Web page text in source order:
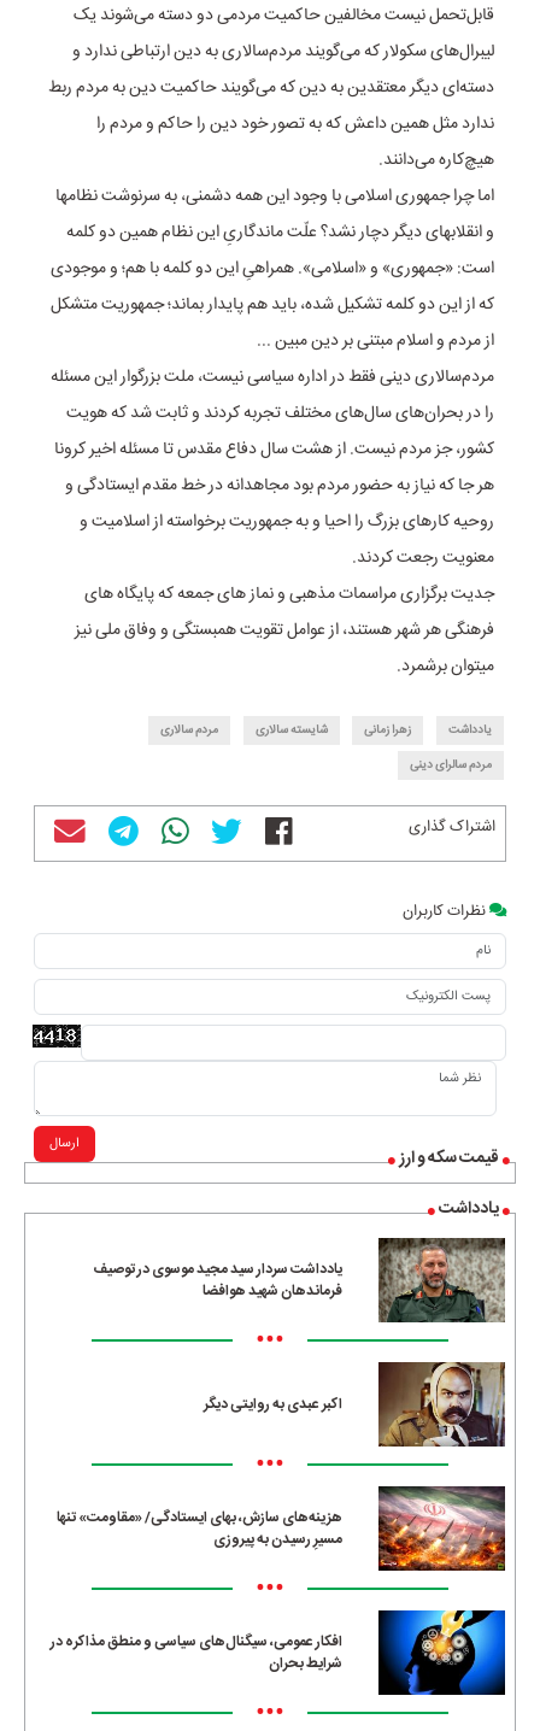
قیمت سکه و ارز
یادداشت
یادداشت سردار سید مجید موسوی در توصیف
فرماندهان شهید هوافضا
•••
اکبر عبدی به روایتی دیگر
•••
هزینه‌های سازش، بهای ایستادگی/ «مقاومت» تنها
مسیرِ رسیدن به پیروزی
•••
افکار عمومی، سیگنال‌های سیاسی و منطق مذاکره در
شرایط بحران
•••
قابل‌تحمل نیست مخالفین حاکمیت مردمی دو دسته می‌شوند یک
لیبرال‌های سکولار که می‌گویند مردم‌سالاری به دین ارتباطی ندارد و
دسته‌ای دیگر معتقدین به دین که می‌گویند حاکمیت دین به مردم ربط
ندارد مثل همین داعش که به تصور خود دین را حاکم و مردم را
هیچ‌کاره می‌دانند.
اما چرا جمهوری اسلامی با وجود این همه دشمنی، به سرنوشت نظامها
و انقلابهای دیگر دچار نشد؟ علّت ماندگاریِ این نظام همین دو کلمه
است: «جمهوری» و «اسلامی». همراهیِ این دو کلمه با هم؛ و موجودی
که از این دو کلمه تشکیل شده، باید هم پایدار بماند؛ جمهوریت متشکل
از مردم و اسلام مبتنی بر دین مبین ...
مردم‌سالاری دینی فقط در اداره سیاسی نیست، ملت بزرگوار این مسئله
را در بحران‌های سال‌های مختلف تجربه کردند و ثابت شد که هویت
کشور، جز مردم نیست. از هشت سال دفاع مقدس تا مسئله اخیر کرونا
هر جا که نیاز به حضور مردم بود مجاهدانه در خط مقدم ایستادگی و
روحیه کارهای بزرگ را احیا و به جمهوریت برخواسته از اسلامیت و
معنویت رجعت کردند.
جدیت برگزاری مراسمات مذهبی و نماز های جمعه که پایگاه های
فرهنگی هر شهر هستند، از عوامل تقویت همبستگی و وفاق ملی نیز
میتوان برشمرد.
یادداشت زهرا زمانی شایسته سالاری
مردم سالاری
مردم سالرای دینی
اشتراک گذاری
نظرات کاربران
ارسال